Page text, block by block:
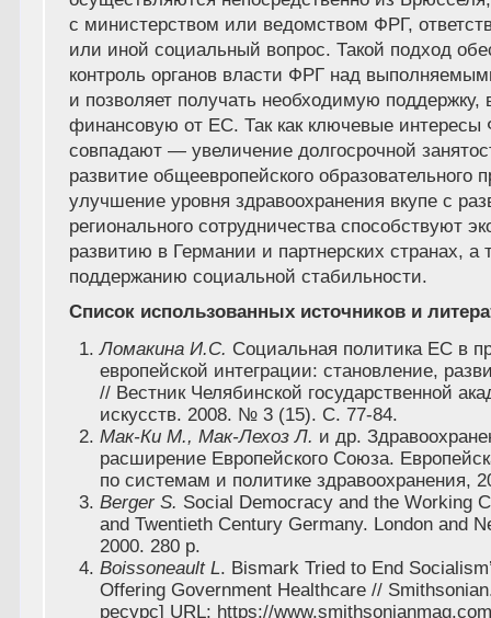
с министерством или ведомством ФРГ,
или иной социальный вопрос. Такой подход
контроль органов власти ФРГ над
и позволяет получать необходимую поддержку,
финансовую от ЕС. Так как ключевые
совпадают — увеличение долгосрочной
развитие общеевропейского образовательного
улучшение уровня здравоохранения вкупе с
регионального сотрудничества способствуют
развитию в Германии и партнерских странах, а
поддержанию социальной стабильности.
Список использованных источников и
Ломакина И.С. Социальная политика ЕС в
европейской интеграции: становление,
// Вестник Челябинской государственной
искусств. 2008. № 3 (15). С. 77-84.
Мак-Ки М., Мак-Лехоз Л. и др.
расширение Европейского Союза.
по системам и политике здравоохранения,
Berger S. Social Democracy and the Working
and Twentieth Century Germany. London and
2000. 280 p.
Boissoneault L. Bismark Tried to End
Offering Government Healthcare //
ресурс] URL: https://